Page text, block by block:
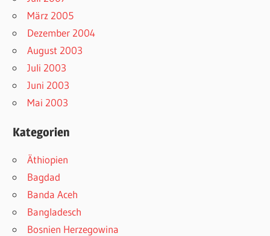
März 2005
Dezember 2004
August 2003
Juli 2003
Juni 2003
Mai 2003
Kategorien
Äthiopien
Bagdad
Banda Aceh
Bangladesch
Bosnien Herzegowina